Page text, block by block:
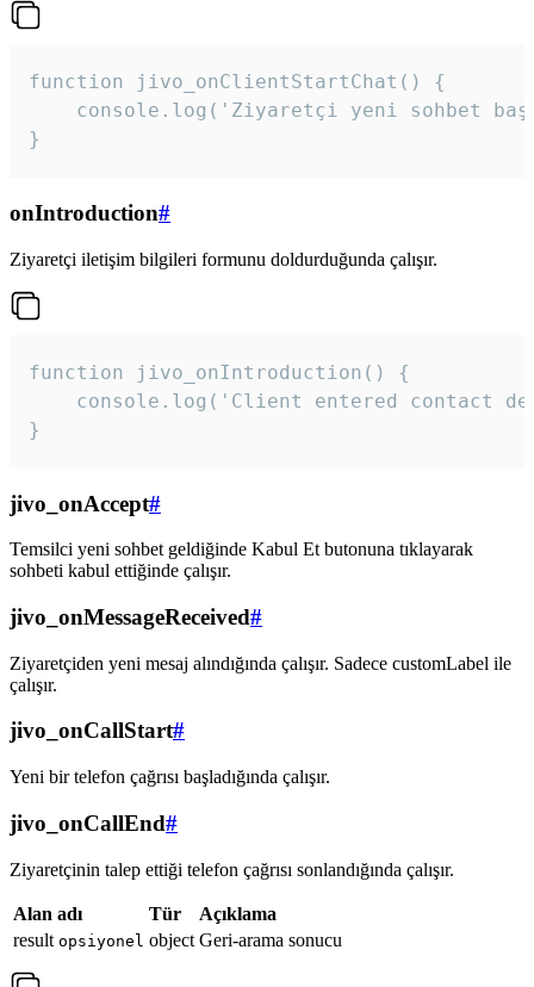
function jivo_onClientStartChat() {
console.log('Ziyaretçi yeni sohbet
}
onIntroduction#
Ziyaretçi iletişim bilgileri formunu doldurduğunda çalışır.
function jivo_onIntroduction() {
console.log('Client entered contact
}
jivo_onAccept#
Temsilci yeni sohbet geldiğinde Kabul Et butonuna tıklayarak
sohbeti kabul ettiğinde çalışır.
jivo_onMessageReceived#
Ziyaretçiden yeni mesaj alındığında çalışır. Sadece customLabel ile
çalışır.
jivo_onCallStart#
Yeni bir telefon çağrısı başladığında çalışır.
jivo_onCallEnd#
Ziyaretçinin talep ettiği telefon çağrısı sonlandığında çalışır.
Alan adı Tür
Açıklama
result opsiyonel object Geri-arama sonucu